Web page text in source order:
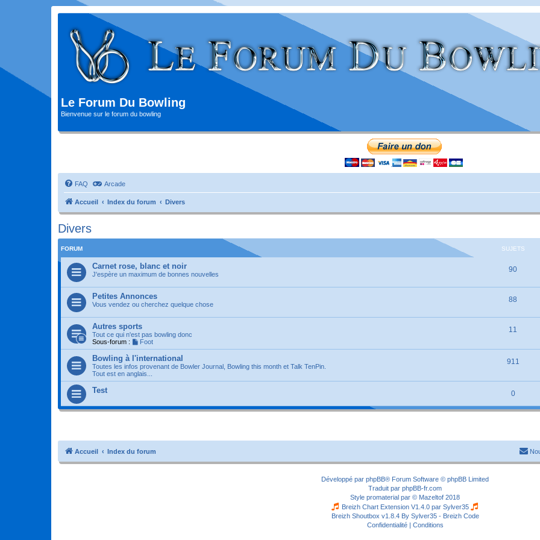
Le Forum Du Bowling
Bienvenue sur le forum du bowling
FAQ Arcade
Accueil Index du forum Divers
Divers
FORUM SUJETS
Carnet rose, blanc et noir
J'espère un maximum de bonnes nouvelles
90
Petites Annonces
Vous vendez ou cherchez quelque chose
88
Autres sports
Tout ce qui n'est pas bowling donc
Sous-forum :
Foot
11
Bowling à l'international
Toutes les infos provenant de Bowler Journal, Bowling this month et Talk TenPin.
Tout est en anglais...
911
Test 0
Accueil Index du forum
Développé par phpBB® Forum Software © phpBB Limited
Traduit par phpBB-fr.com
Style promaterial par © Mazeltof 2018
Breizh Chart Extension V1.4.0 par Sylver35
Breizh Shoutbox v1.8.4 By Sylver35 - Breizh Code
Confidentialité| Conditions